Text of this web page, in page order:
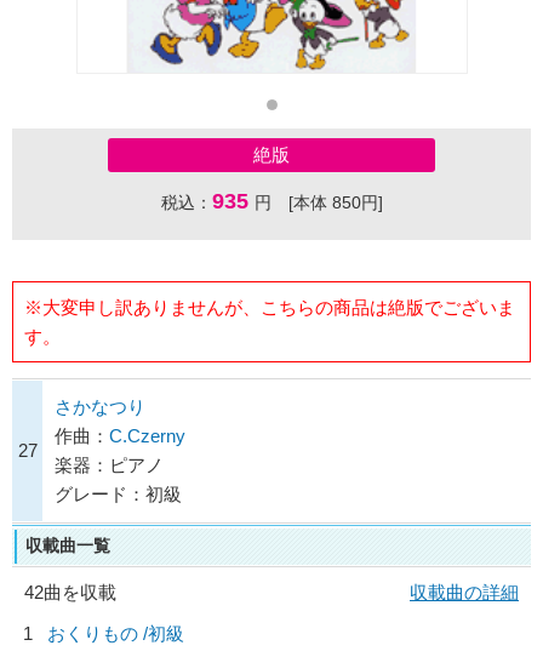
絶版
税込： 935 円 [本体 850円]
※大変申し訳ありませんが、こちらの商品は絶版でございま
す。
27
さかなつり
作曲： C.Czerny
楽器：ピアノ
グレード：初級
収載曲一覧
42曲を収載
収載曲の詳細
1
おくりもの /初級